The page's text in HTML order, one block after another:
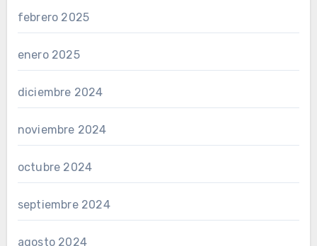
febrero 2025
enero 2025
diciembre 2024
noviembre 2024
octubre 2024
septiembre 2024
agosto 2024